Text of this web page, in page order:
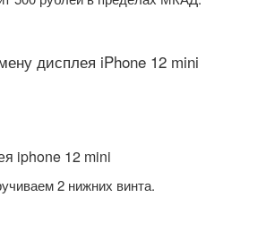
дисплея iPhone 12 mini
2 нижних винта.